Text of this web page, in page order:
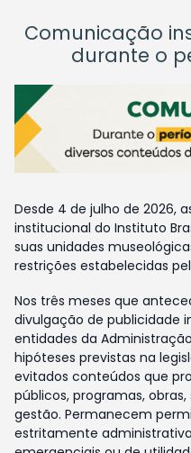
Comunicação
durante o
Desde 4 de julho de 2026,
institucional do Instituto
suas unidades
restrições estabelecidas
Nos três meses que
divulgação de publicidade
entidades da
hipóteses previstas na
evitados conteúdos que
públicos, programas,
gestão. Permanecem
estritamente